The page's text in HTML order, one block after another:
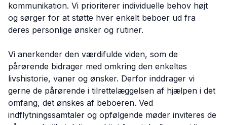
kommunikation. Vi prioriterer individuelle behov højt
og sørger for at støtte hver enkelt beboer ud fra
deres personlige ønsker og rutiner.
Vi anerkender den værdifulde viden, som de
pårørende bidrager med omkring den enkeltes
livshistorie, vaner og ønsker. Derfor inddrager vi
gerne de pårørende i tilrettelæggelsen af hjælpen i det
omfang, det ønskes af beboeren. Ved
indflytningssamtaler og opfølgende møder inviteres de